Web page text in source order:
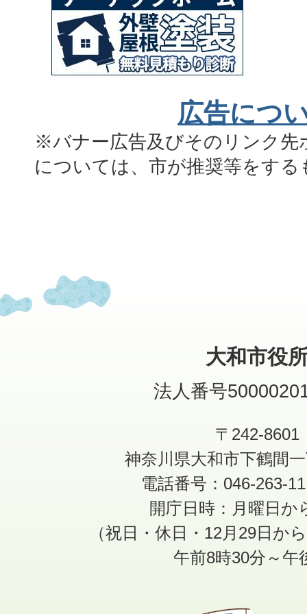
広告につ
※バナー広告及びそのリンク先
については、市が推奨等をす
大和市役
法人番号
〒242-8601
神奈川県大和市下鶴間
電話番号：046-263-
開庁日時：月曜日か
（祝日・休日・12月29日か
午前8時30分～午